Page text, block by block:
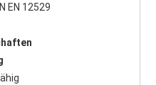
EN 12529